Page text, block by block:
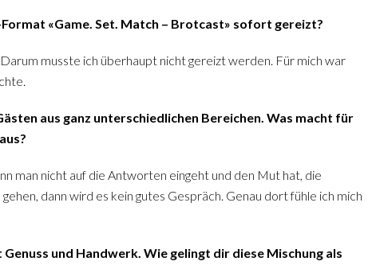
«Game. Set. Match – Brotcast» sofort gereizt?
musste ich überhaupt nicht gereizt werden. Für mich war
aus ganz unterschiedlichen Bereichen. Was macht für
man nicht auf die Antworten eingeht und den Mut hat, die
dann wird es kein gutes Gespräch. Genau dort fühle ich mich
und Handwerk. Wie gelingt dir diese Mischung als